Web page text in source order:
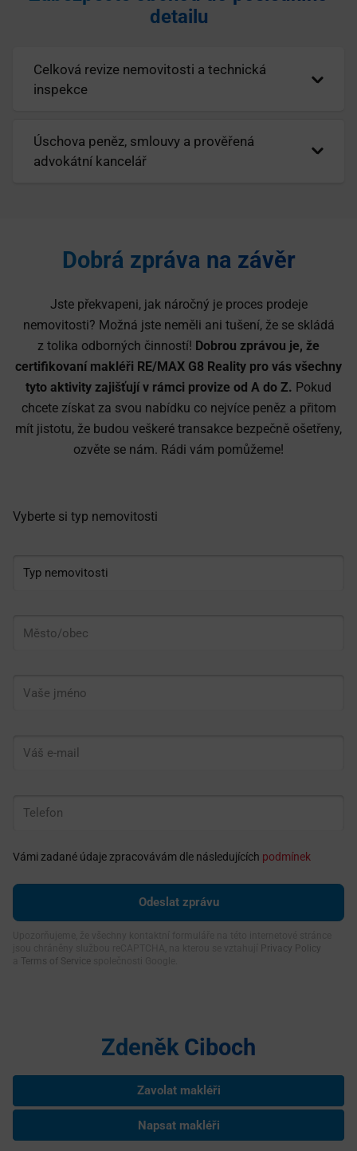
detailu
Celková revize nemovitosti a technická
inspekce
Úschova peněz, smlouvy a prověřená
advokátní kancelář
Dobrá zpráva na závěr
Jste překvapeni, jak náročný je proces prodeje
nemovitosti? Možná jste neměli ani tušení, že se skládá
z tolika odborných činností! Dobrou zprávou je, že
certifikovaní makléři RE/MAX G8 Reality pro vás všechny
tyto aktivity zajišťují v rámci provize od A do Z. Pokud
chcete získat za svou nabídku co nejvíce peněz a přitom
mít jistotu, že budou veškeré transakce bezpečně ošetřeny,
ozvěte se nám. Rádi vám pomůžeme!
Vyberte si typ nemovitosti
Vámi zadané údaje zpracovávám dle následujících podmínek
Privacy Policy
Terms of Service
Zdeněk Ciboch
Zavolat makléři
Napsat makléři